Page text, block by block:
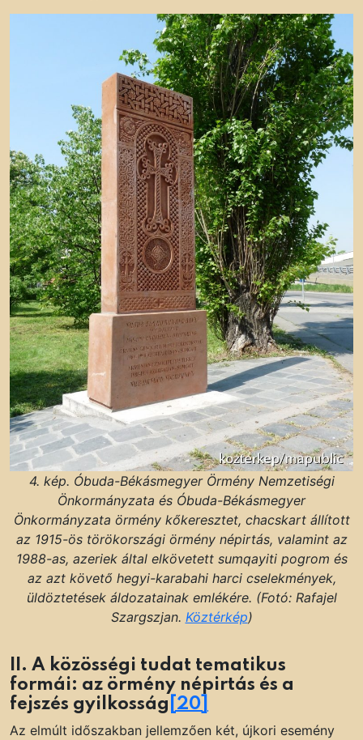
4. kép. Óbuda-Békásmegyer Örmény Nemzetiségi
Önkormányzata és Óbuda-Békásmegyer
Önkormányzata örmény kőkeresztet, chacskart állított
az 1915-ös törökországi örmény népirtás, valamint az
1988-as, azeriek által elkövetett sumqayiti pogrom és
az azt követő hegyi-karabahi harci cselekmények,
üldöztetések áldozatainak emlékére. (Fotó: Rafajel
Szargszjan. Köztérkép)
II. A közösségi tudat tematikus
formái: az örmény népirtás és a
fejszés gyilkosság [20]
Az elmúlt időszakban jellemzően két, újkori esemény